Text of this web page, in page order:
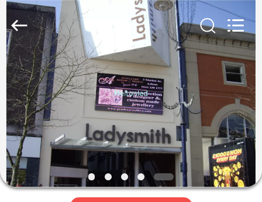
MAISON
PRODUITS
AU
SUJET
DE
NOUS
2026
Melton
optoelectronics
LTD.
Rights
Reserved.